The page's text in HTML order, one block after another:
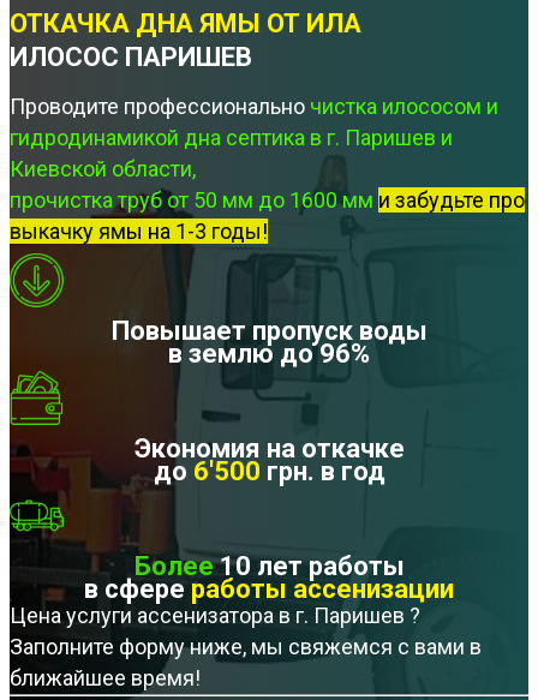
ОТКАЧКА ДНА ЯМЫ ОТ ИЛА
ИЛОСОС ПАРИШЕВ
Проводите профессионально чистка илососом и
гидродинамикой дна септика в г. Паришев и
Киевской области,
прочистка труб от 50 мм до 1600 мм и забудьте про
выкачку ямы на 1-3 годы!
Повышает пропуск воды
в землю до 96%
Экономия на откачке
до 6'500 грн. в год
Более10 лет работы
в сфере работы ассенизации
Цена услуги ассенизатора в г. Паришев ?
Заполните форму ниже, мы свяжемся с вами в
ближайшее время!